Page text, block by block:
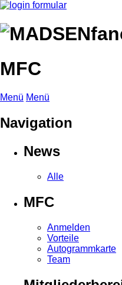
MFC
Menü Menü
Navigation
News
Alle
MFC
Anmelden
Vorteile
Autogrammkarte
Team